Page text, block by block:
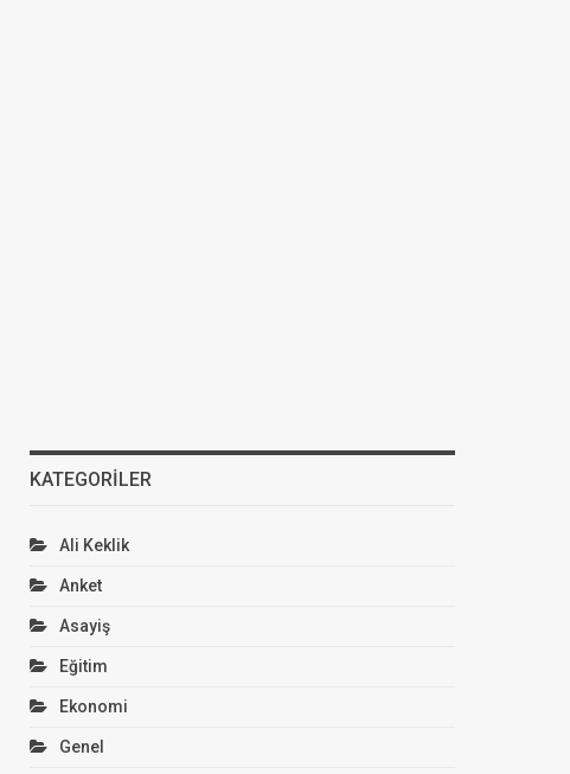
KATEGORILER
Ali Keklik
Anket
Asayiş
Eğitim
Ekonomi
Genel